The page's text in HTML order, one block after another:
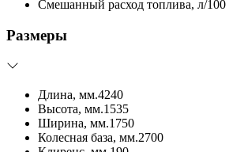
Смешанный расход топлива, л/100
Размеры
Длина, мм.4240
Высота, мм.1535
Ширина, мм.1750
Колесная база, мм.2700